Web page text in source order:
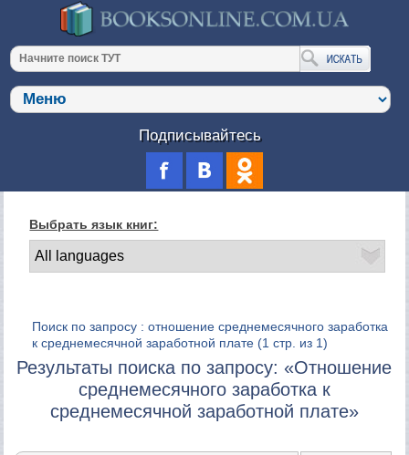
Подписывайтесь
Выбрать язык книг:
Поиск по запросу : отношение среднемесячного заработка
к среднемесячной заработной плате (1 стр. из 1)
Результаты поиска по запросу: «Отношение
среднемесячного заработка к
среднемесячной заработной плате»